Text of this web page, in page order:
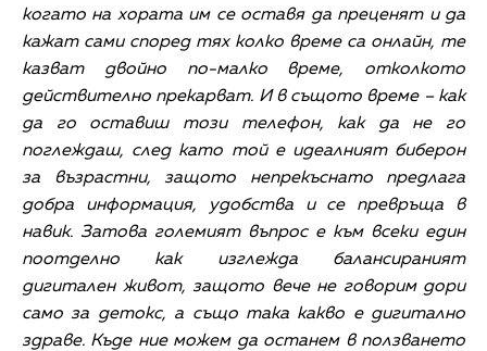
когато на хората им се оставя да преценят и да
кажат сами според тях колко време са онлайн, те
казват двойно по-малко време, отколкото
действително прекарват. И в същото време – как
да го оставиш този телефон, как да не го
поглеждаш, след като той е идеалният биберон
за възрастни, защото непрекъснато предлага
добра информация, удобства и се превръща в
навик. Затова големият въпрос е към всеки един
поотделно как изглежда балансираният
дигитален живот, защото вече не говорим дори
само за детокс, а също така какво е дигитално
здраве. Къде ние можем да останем в ползването